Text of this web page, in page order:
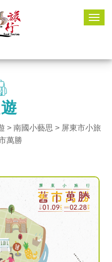
> 南國小藝思 > 屏東市小旅
萬勝